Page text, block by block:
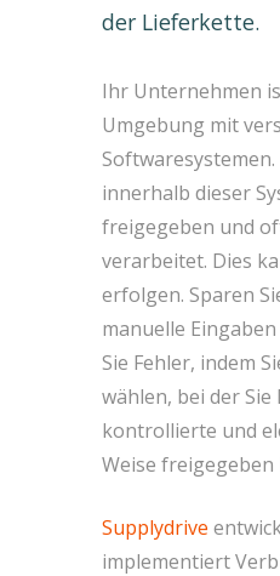
der Lieferkette.
Ihr Unternehmen
Umgebung mit
innerhalb dieser
freigegeben und
verarbeitet. Dies
erfolgen. Sparen
manuelle
Sie Fehler, indem
wählen, bei der
kontrollierte und
Weise freigegeben
Supplydrive
implementiert